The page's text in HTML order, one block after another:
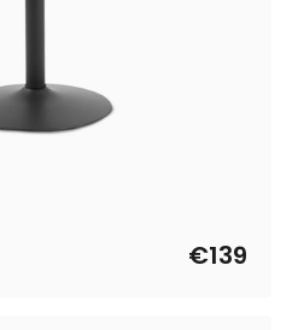
€139